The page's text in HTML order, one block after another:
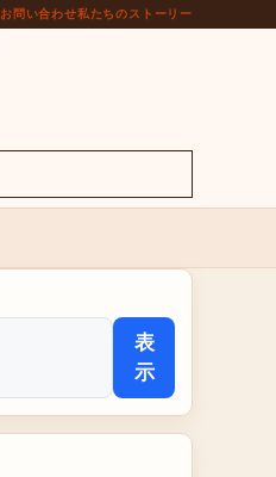
お問い合わせ私たちのストーリー
表
示